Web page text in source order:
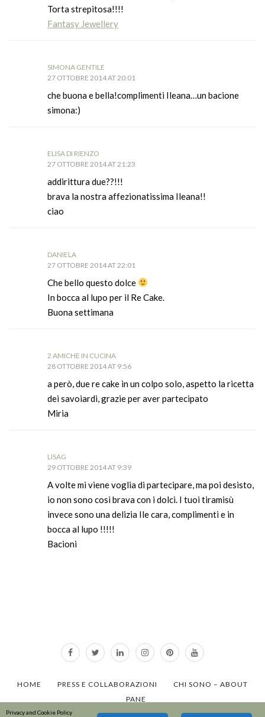
Torta strepitosa!!!!
Fantasy Jewellery
SIMONA GENTILE
27 OTTOBRE 2014 AT 20:01
che buona e bella!complimenti Ileana…un bacione
simona:)
ELISA DI RIENZO
27 OTTOBRE 2014 AT 21:23
addirittura due??!!!
brava la nostra affezionatissima Ileana!!
ciao
DANIELA
27 OTTOBRE 2014 AT 22:01
Che bello questo dolce
In bocca al lupo per il Re Cake.
Buona settimana
2 AMICHE IN CUCINA
28 OTTOBRE 2014 AT 9:56
a però, due re cake in un colpo solo, aspetto la ricetta
dei savoiardi, grazie per aver partecipato
Miria
LISAG
29 OTTOBRE 2014 AT 9:39
A volte mi viene voglia di partecipare, ma poi desisto,
io non sono così brava con i dolci. I tuoi tiramisù
invece sono una delizia Ile cara, complimenti e in
bocca al lupo !!!!!
Bacioni
HOME PRESS E COLLABORAZIONI
CHI SONO – ABOUT
PANE
Privacy and Cookie Policy